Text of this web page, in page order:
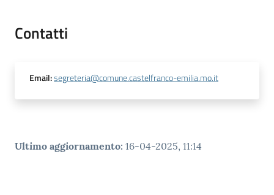
Contatti
Email:segreteria@comune.castelfranco-emilia.mo.it
Ultimo aggiornamento: 16-04-2025, 11:14